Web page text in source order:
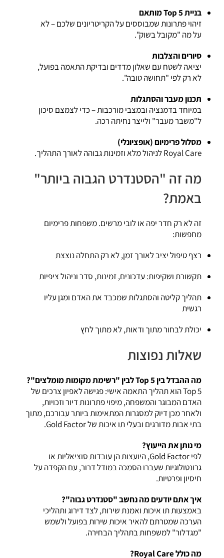
בניית Top 5 מותאם
זיהוי פתרונות שמבוססים על הקריטריונים שלכם – לא
על מה "מקובל בשוק".
סיורים והצלבות
יציאה לשטח עם שאלון מדדים ובדיקת התאמה בפועל,
לא רק לפי "תחושה טובה".
תכנון מעבר והסתגלות
במיוחד בדמנציה ובמצבי מורכבות – כדי לצמצם סיכון
ל"משבר מעבר" ולייצר נחיתה רכה.
מסלול פרימיום (אופציונלי)
Royal Care לניהול מלא וזמינות גבוהה לאורך התהליך.
מה זה "הסטנדרט הגבוה ביותר"
באמת?
זה לא רק חדר יפה או לובי מרשים. משפחות פרימיום
מחפשות:
רצף טיפול יציב לאורך זמן, לא רק התחלה נוצצת
תקשורת ושקיפות: עדכונים, זמינות, סדר וניהול ציפיות
תהליך קליטה והסתגלות שמכבד את האדם ומגן עליו
רגשית
יכולת לבחור מתוך ודאות, לא מתוך לחץ
שאלות נפוצות
מה ההבדל בין Top 5 לבין "רשימת מקומות מומלצים"?
Top 5 הוא תהליך התאמה אישי: פגישה לאפיון צרכים של
האדם המבוגר והמשפחה, מיפוי פתרונות דיור וזכויות,
ולאחר מכן דיוק למסגרות המתאימות ביותר עבורכם, מתוך
בתי אבות מדורגים ובעלי תו איכות של Gold Factor.
מי נותן את הייעוץ?
לפי Gold Factor, היועצות הן עובדות סוציאליות או
גרונטולוגיות שעברו הסמכה במודל דרור, עם הקפדה על
חיסיון ופרטיות.
איך אתם יודעים מה נחשב "סטנדרט גבוה"?
באמצעות תו איכות ואמנת שירות, לצד דירוג ותהליכי
הערכה שמטרתם להאיר איכות שירות בפועל ולשמש
"מגדלור" למשפחות בתהליך הבחירה.
מה כולל Royal Care?